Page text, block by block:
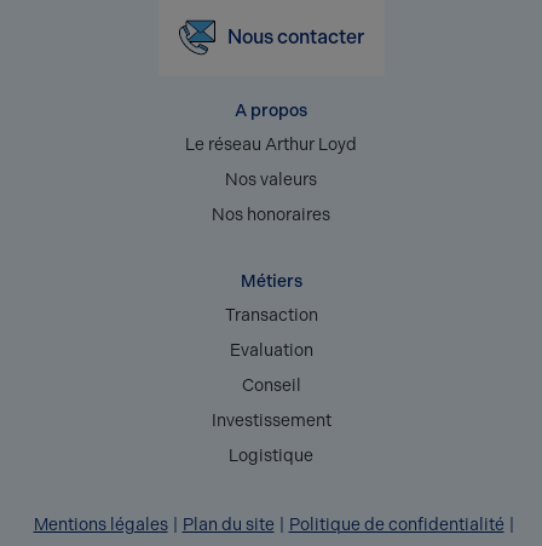
Nous contacter
A propos
Le réseau Arthur Loyd
Nos valeurs
Nos honoraires
Métiers
Transaction
Evaluation
Conseil
Investissement
Logistique
Mentions légales Plan du site Politique de confidentialité